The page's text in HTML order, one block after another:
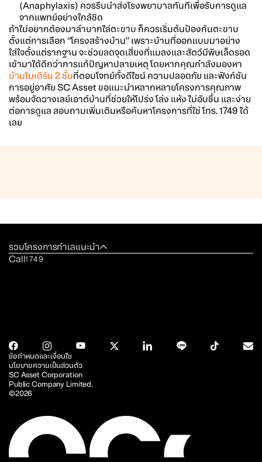
(Anaphylaxis) ควรรีบนำส่งโรงพยาบาลทันทีเพื่อรับการดูแล
จากแพทย์อย่างใกล้ชิด
ถ้าไม่อยากต้องมาลำบากไล่ตะขาบ ก็ควรเริ่มต้นป้องกันตะขาบ
ตั้งแต่การเลือก “โครงสร้างบ้าน” เพราะบ้านที่ออกแบบมาอย่าง
ใส่ใจตั้งแต่รากฐาน จะช่วยลดจุดเสี่ยงที่แมลงและสัตว์มีพิษเล็ดรอด
เข้ามาได้ดีกว่าการแก้ปัญหาปลายเหตุ โดยหากคุณกำลังมองหา
บ้านโมเดิร์น 2 ชั้นที่ตอบโจทย์ทั้งดีไซน์ ความปลอดภัย และฟังก์ชัน
การอยู่อาศัย SC Asset ขอแนะนำหลากหลายโครงการคุณภาพ
พร้อมจัดวางเลย์เอาต์บ้านที่ช่วยให้โปร่ง โล่ง แห้ง ไม่อับชื้น และง่าย
ต่อการดูแล สอบถามเพิ่มเติมหรือค้นหาโครงการที่ใช่ โทร.1749 ได้
เลย
รวมโครงการทำเลแนะนำ
Call1749
SC Asset Corporation
Public Company Limited.
©2026
ข้อกำหนดและเงื่อนไข
นโยบายความเป็นส่วนตัว